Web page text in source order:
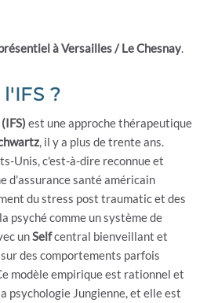
à Versailles / Le Chesnay.
?
est une approche thérapeutique
, il y a plus de trente ans.
Unis, c'est-à-dire reconnue et
d'assurance santé américain
du stress post traumatic et des
psyché comme un système de
un Selfcentral bienveillant et
des comportements parfois
modèle empirique est rationnel et
psychologie Jungienne, et elle est